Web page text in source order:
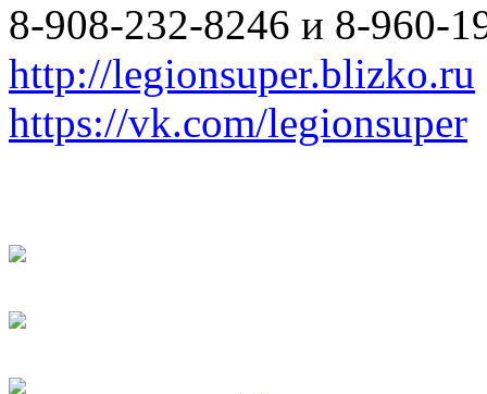
8-908-232-8246 и 8-960-
http://legionsuper.blizko.ru
https://vk.com/legionsuper